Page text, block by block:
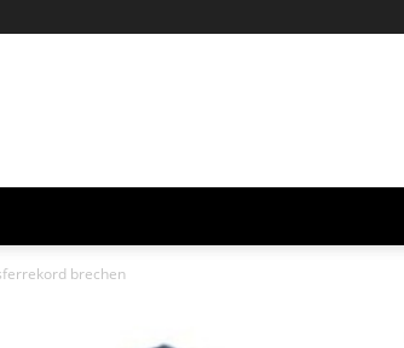
brechen